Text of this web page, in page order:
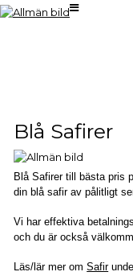
Blå Safirer
Blå Safirer till bästa pris
din blå safir av pålitligt
Vi har effektiva
och du är också
Läs/lär mer omSafir